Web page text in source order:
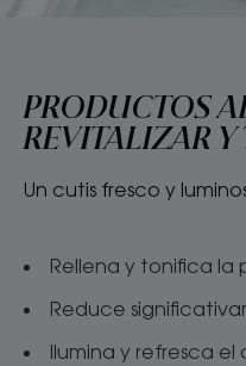
PRODUCTOS
REVITALIZAR Y
Un cutis fresco y
Rellena y tonifica la
Reduce
Ilumina y refresca el